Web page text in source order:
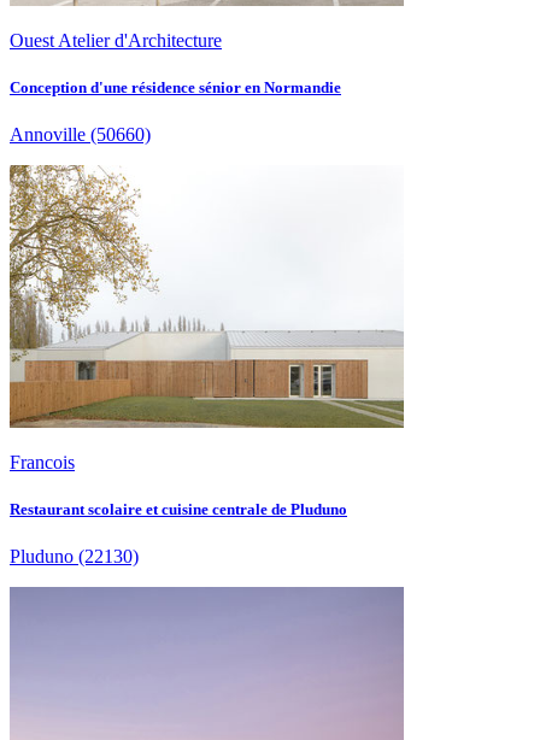
Ouest Atelier d'Architecture
Conception d'une résidence sénior en Normandie
Annoville (50660)
Francois
Restaurant scolaire et cuisine centrale de Pluduno
Pluduno (22130)